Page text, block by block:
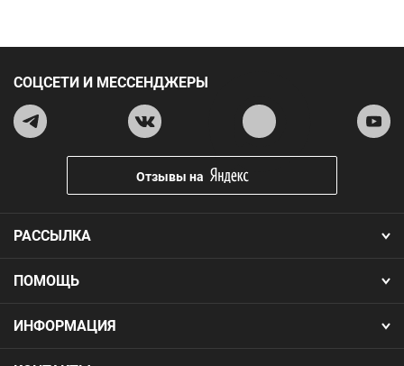
ПОМОЩЬ
ИНФОРМАЦИЯ
РАССЫЛКА
СОЦСЕТИ И МЕССЕНДЖЕРЫ
Отзывы на